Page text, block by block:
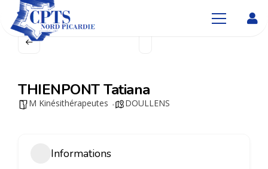
THIENPONT Tatiana
M Kinésithérapeutes DOULLENS
Informations